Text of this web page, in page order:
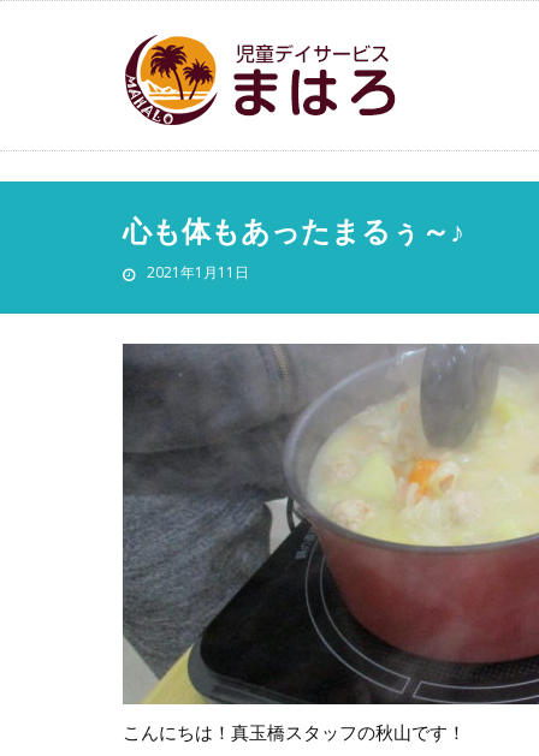
心も体もあったまるぅ～♪
2021年1月11日
こんにちは！真玉橋スタッフの秋山です！